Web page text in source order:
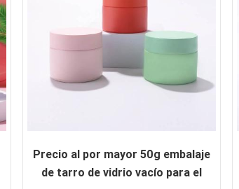
Aplicaciones:
Precio al por mayor 50g embalaje
de tarro de vidrio vacío para el